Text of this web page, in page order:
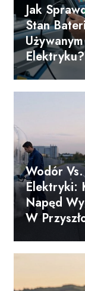
Jak
Stan
Używanym
Elektryku?
Wodór Vs.
Elektryki:
Napęd
W